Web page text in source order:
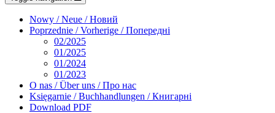
Nowy / Neue / Новий
Poprzednie / Vorherige / Попередні
02/2025
01/2025
01/2024
01/2023
O nas / Über uns / Про нас
Księgarnie / Buchhandlungen / Книгарні
Download PDF